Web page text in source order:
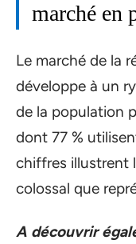
marché en
Le marché de la
développe à un
de la population
dont 77 %
chiffres illustrent
colossal que
A découvrir